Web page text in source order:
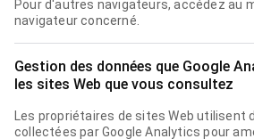
Pour d'autres navigateurs, accédez au
navigateur concerné.
Gestion des données que Google
les sites Web que vous consultez
Les propriétaires de sites Web utilisent
collectées par Google Analytics pour